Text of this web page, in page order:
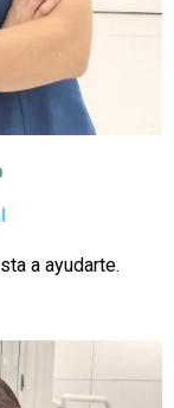
a ayudarte.